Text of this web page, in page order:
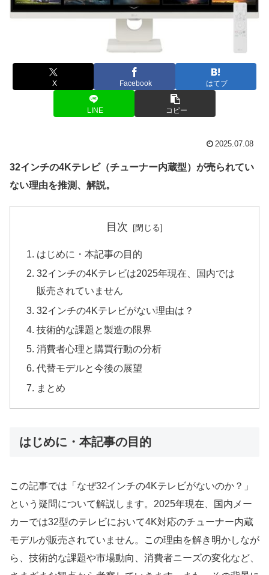
X Facebook はてブ
LINE コピー
2025.07.08
32インチの4Kテレビ（チューナー内蔵型）が売られてい
ない理由を推測、解説。
目次
はじめに・本記事の目的
32インチの4Kテレビは2025年現在、国内では
販売されていません
32インチの4Kテレビがない理由は？
技術的な課題と製造の限界
消費者心理と購買行動の分析
代替モデルと今後の展望
まとめ
はじめに・本記事の目的
この記事では「なぜ32インチの4Kテレビがないのか？」
という疑問について解説します。2025年現在、国内メー
カーでは32型のテレビにおいて4K対応のチューナー内蔵
モデルが販売されていません。この理由を解き明かしなが
ら、技術的な課題や市場動向、消費者ニーズの変化など、